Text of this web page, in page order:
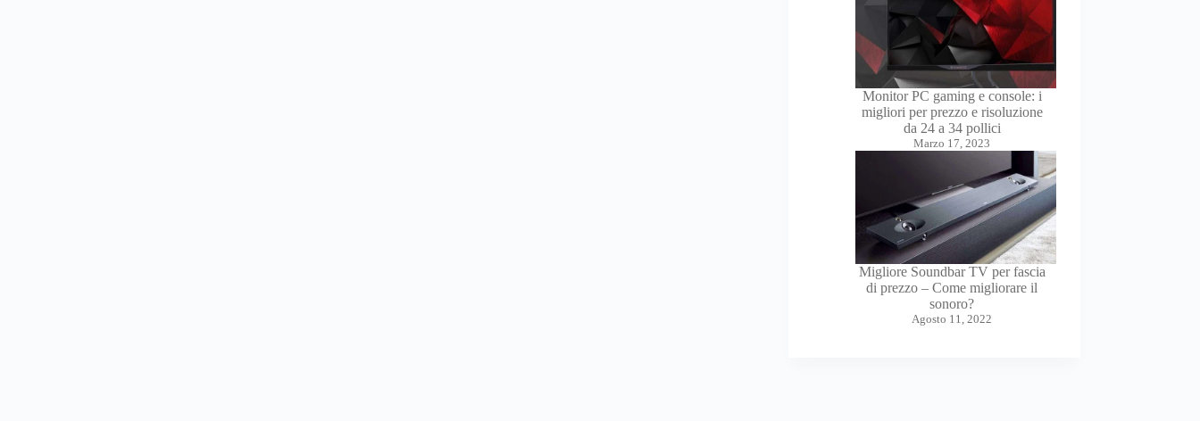
Monitor PC gaming e console: i
migliori per prezzo e risoluzione
da 24 a 34 pollici
Marzo 17, 2023
Migliore Soundbar TV per fascia
di prezzo – Come migliorare il
sonoro?
Agosto 11, 2022